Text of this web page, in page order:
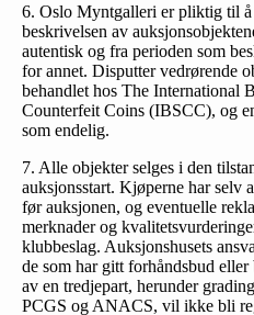
6. Oslo Myntgalleri er pliktig til
beskrivelsen av
autentisk og fra perioden som
for annet. Disputter vedrørende
behandlet hos The International
Counterfeit Coins (IBSCC), og
som endelig.
7. Alle objekter selges i den
auksjonsstart. Kjøperne har selv
før auksjonen, og eventuelle
merknader og
klubbeslag. Auksjonshusets
de som har gitt forhåndsbud
av en tredjepart, herunder
PCGS og ANACS, vil ikke bli